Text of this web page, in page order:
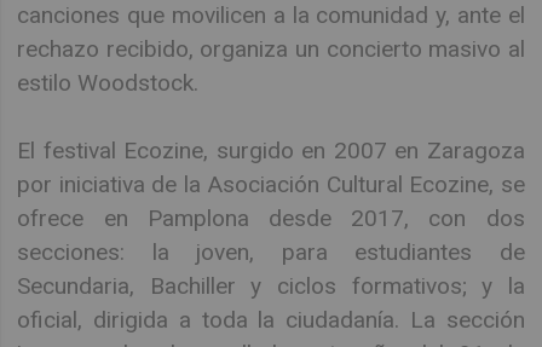
canciones que movilicen a la comunidad y, ante el
rechazo recibido, organiza un concierto masivo al
estilo Woodstock.
El festival Ecozine, surgido en 2007 en Zaragoza
por iniciativa de la Asociación Cultural Ecozine, se
ofrece en Pamplona desde 2017, con dos
secciones: la joven, para estudiantes de
Secundaria, Bachiller y ciclos formativos; y la
oficial, dirigida a toda la ciudadanía. La sección